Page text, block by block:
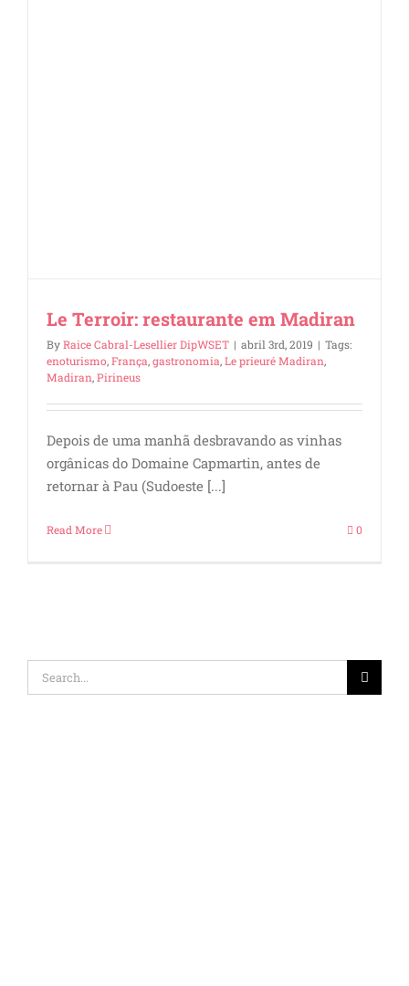
Le Terroir: restaurante em Madiran
ByRaice Cabral-Lesellier DipWSET | abril 3rd, 2019 | Tags:
enoturismo,França,gastronomia,Le prieuré Madiran,
Madiran,Pirineus
Depois de uma manhã desbravando as vinhas
orgânicas do Domaine Capmartin, antes de
retornar à Pau (Sudoeste [...]
Read More 0
Search
for: